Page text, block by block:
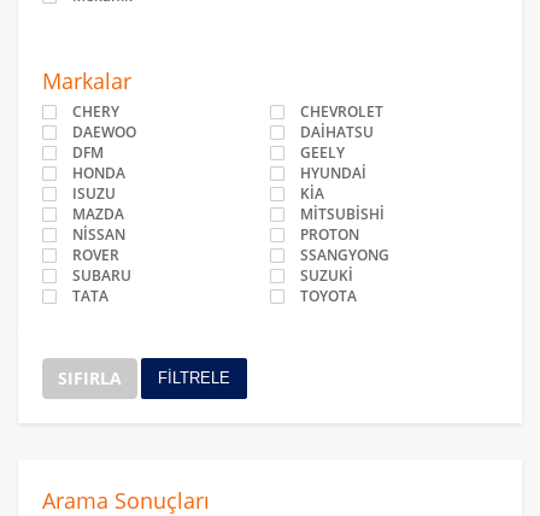
Markalar
CHERY
CHEVROLET
DAEWOO
DAİHATSU
DFM
GEELY
HONDA
HYUNDAİ
ISUZU
KİA
MAZDA
MİTSUBİSHİ
NİSSAN
PROTON
ROVER
SSANGYONG
SUBARU
SUZUKİ
TATA
TOYOTA
SIFIRLA FİLTRELE
Arama Sonuçları